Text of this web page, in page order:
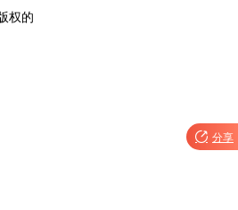
权的
 分享